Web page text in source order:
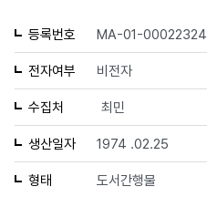
등록번호 MA-01-00022324
전자여부 비전자
수집처 최민
생산일자 1974 .02.25
형태 도서간행물